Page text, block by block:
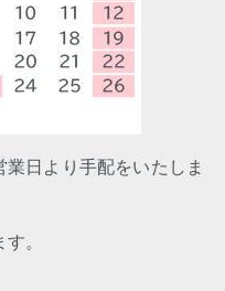
日より手配をいたしま
。